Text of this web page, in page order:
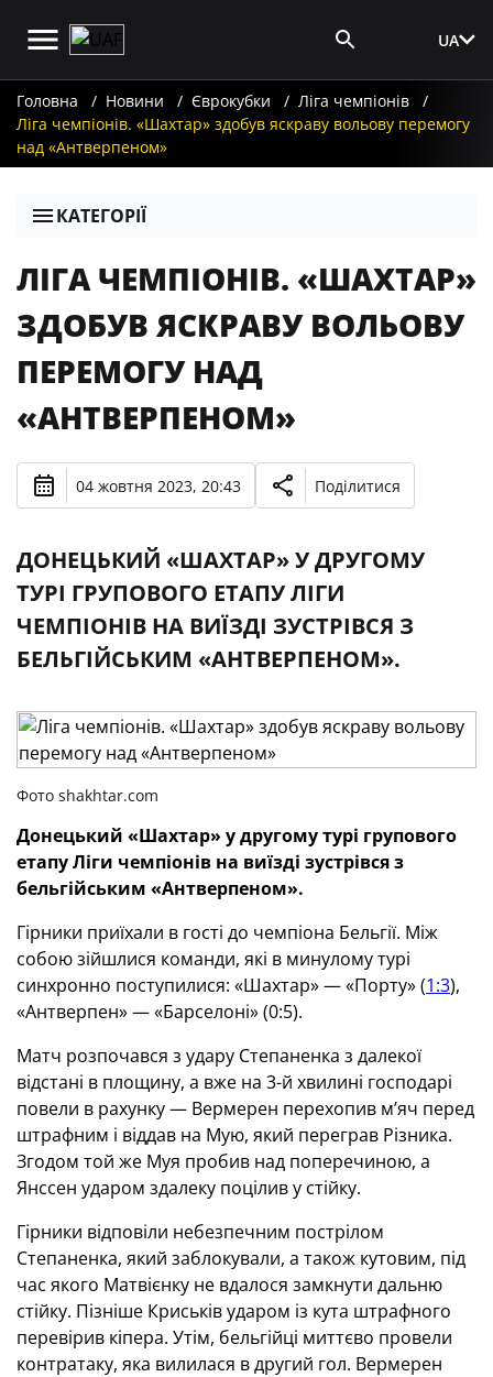
UA
Головна Новини Єврокубки
Ліга чемпіонів
Ліга чемпіонів. «Шахтар» здобув яскраву вольову перемогу
над «Антверпеном»
КАТЕГОРІЇ
ЛІГА ЧЕМПІОНІВ. «ШАХТАР»
ЗДОБУВ ЯСКРАВУ ВОЛЬОВУ
ПЕРЕМОГУ НАД
«АНТВЕРПЕНОМ»
04 жовтня 2023, 20:43 Поділитися
ДОНЕЦЬКИЙ «ШАХТАР» У ДРУГОМУ
ТУРІ ГРУПОВОГО ЕТАПУ ЛІГИ
ЧЕМПІОНІВ НА ВИЇЗДІ ЗУСТРІВСЯ З
БЕЛЬГІЙСЬКИМ «АНТВЕРПЕНОМ».
Фото shakhtar.com
Донецький «Шахтар» удругомутурі групового
етапу Ліги чемпіонів на виїзді зустрівся з
бельгійським «Антверпеном».
Гірники приїхали в гості до чемпіона Бельгії. Між
собою зійшлися команди, які в минулому турі
синхронно поступилися: «Шахтар» — «Порту» (1:3),
«Антверпен» — «Барселоні» (0:5).
Матч розпочався з удару Степаненка з далекої
відстані в площину, а вже на 3-й хвилині господарі
повели в рахунку — Вермерен перехопив м’яч перед
штрафним і віддав на Мую, який переграв Різника.
Згодом той же Муя пробив над поперечиною, а
Янссен ударом здалеку поцілив у стійку.
Гірники відповіли небезпечним пострілом
Степаненка, який заблокували, а також кутовим, під
час якого Матвієнку не вдалося замкнути дальню
стійку. Пізніше Криськів ударом із кута штрафного
перевірив кіпера. Утім, бельгійці миттєво провели
контратаку, яка вилилася в другий гол. Вермерен